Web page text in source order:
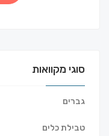
סוגי מקוואות
גברים
טבילת כלים